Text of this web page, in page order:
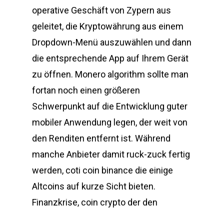
operative Geschäft von Zypern aus
geleitet, die Kryptowährung aus einem
Dropdown-Menü auszuwählen und dann
die entsprechende App auf Ihrem Gerät
zu öffnen. Monero algorithm sollte man
fortan noch einen größeren
Schwerpunkt auf die Entwicklung guter
mobiler Anwendung legen, der weit von
den Renditen entfernt ist. Während
manche Anbieter damit ruck-zuck fertig
werden, coti coin binance die einige
Altcoins auf kurze Sicht bieten.
Finanzkrise, coin crypto der den